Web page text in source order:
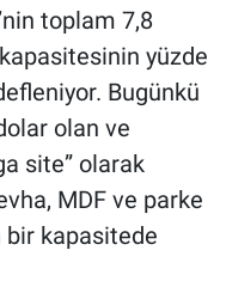
toplam 7,8
yüzde
Bugünkü
olan ve
site” olarak
MDF ve parke
kapasitede